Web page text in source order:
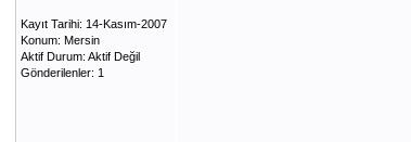
Kayıt Tarihi: 14-Kasım-2007
Konum: Mersin
Aktif Durum: Aktif Değil
Gönderilenler: 1